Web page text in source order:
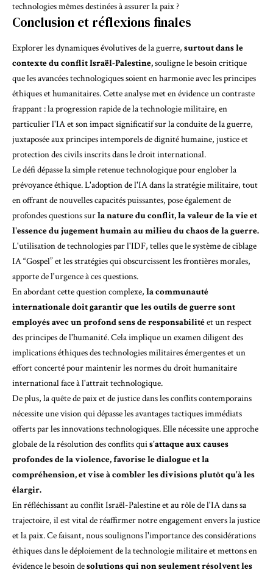
technologies mêmes destinées à assurer la paix ?
Conclusion et réflexions finales
Explorer les dynamiques évolutives de la guerre, surtout dans le
contexte du conflit Israël-Palestine,souligne le besoin critique
que les avancées technologiques soient en harmonie avec les principes
éthiques et humanitaires. Cette analyse met en évidence un contraste
frappant : la progression rapide de la technologie militaire, en
particulier l'IA et son impact significatif sur la conduite de la guerre,
juxtaposée aux principes intemporels de dignité humaine, justice et
protection des civils inscrits dans le droit international.
Le défi dépasse la simple retenue technologique pour englober la
prévoyance éthique. L'adoption de l'IA dans la stratégie militaire, tout
en offrant de nouvelles capacités puissantes, pose également de
profondes questions surla nature du conflit, la valeur de la vie et
l'essence du jugement humain au milieu du chaos de la guerre.
L'utilisation de technologies par l'IDF, telles que le système de ciblage
IA “Gospel” et les stratégies qui obscurcissent les frontières morales,
apporte de l'urgence à ces questions.
En abordant cette question complexe, la communauté
internationale doit garantir que les outils de guerre sont
employés avec un profond sens de responsabilitéet un respect
des principes de l'humanité. Cela implique un examen diligent des
implications éthiques des technologies militaires émergentes et un
effort concerté pour maintenir les normes du droit humanitaire
international face à l'attrait technologique.
De plus, la quête de paix et de justice dans les conflits contemporains
nécessite une vision qui dépasse les avantages tactiques immédiats
offerts par les innovations technologiques. Elle nécessite une approche
globale de la résolution des conflits quis'attaque aux causes
profondes de la violence, favorise le dialogue et la
compréhension, et vise à combler les divisions plutôt qu'à les
élargir.
En réfléchissant au conflit Israël-Palestine et au rôle de l'IA dans sa
trajectoire, il est vital de réaffirmer notre engagement envers la justice
et la paix. Ce faisant, nous soulignons l'importance des considérations
éthiques dans le déploiement de la technologie militaire et mettons en
évidence le besoin desolutions qui non seulement résolvent les